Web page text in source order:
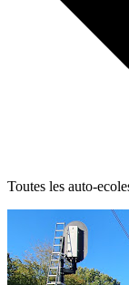
Toutes les auto-